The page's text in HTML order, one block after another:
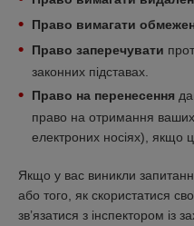
Право вимагати
Право заперечувати
законних підставах.
Право на перенесення
право на отримання
електроних носіях), якщо
Якщо у вас виникли
або того, як скористатися
зв’язатися з інспектором із